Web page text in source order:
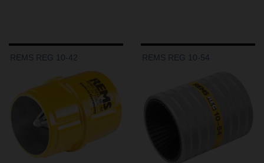
REMS REG 10-42 REMS REG 10-54